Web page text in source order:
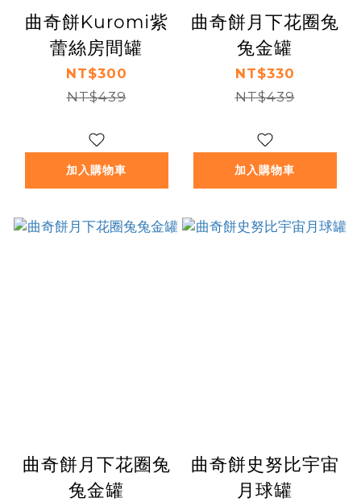
曲奇餅Kuromi紫
蕾絲房間罐
NT$300
NT$439
加入購物車
曲奇餅月下花圈兔
兔金罐
NT$330
NT$439
加入購物車
曲奇餅月下花圈兔
兔金罐
曲奇餅史努比宇宙
月球罐